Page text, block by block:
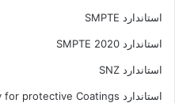
استاندارد SMPTE
استاندارد SMPTE 2020
استاندارد SNZ
استاندارد Society for protective Coatings